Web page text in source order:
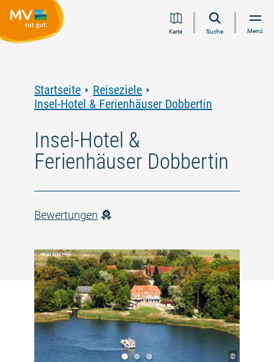
Inhalt
Navigation
Volltextsuche
FooterKarte Suche Menü
Startseite
Reiseziele
Insel-Hotel & Ferienhäuser Dobbertin
Insel-Hotel &
Ferienhäuser Dobbertin
Bewertungen
©